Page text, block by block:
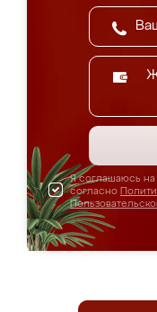
Я соглашаюсь на
согласно